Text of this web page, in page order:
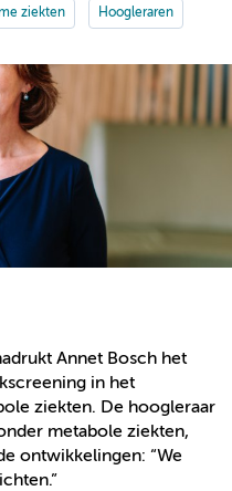
ziekten Hoogleraren
Annet Bosch het
in het
ziekten. De hoogleraar
metabole ziekten,
ontwikkelingen: “We